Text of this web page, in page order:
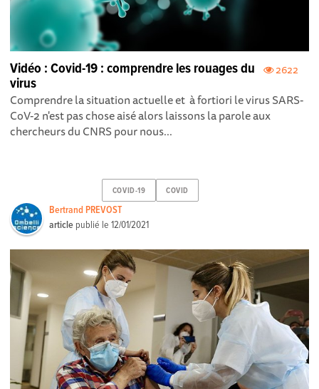
2622
Vidéo : Covid-19 : comprendre les rouages du
virus
Comprendre la situation actuelle et à fortiori le virus SARS-
CoV-2 n'est pas chose aisé alors laissons la parole aux
chercheurs du CNRS pour nous...
COVID-19 COVID
Bertrand PREVOST
article publié le12/01/2021